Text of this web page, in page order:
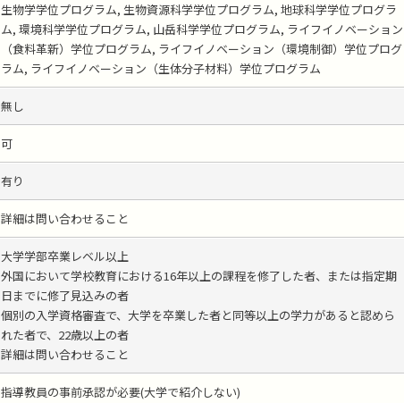
生物学学位プログラム, 生物資源科学学位プログラム, 地球科学学位プログラ
ム, 環境科学学位プログラム, 山岳科学学位プログラム, ライフイノベーション
（食料革新）学位プログラム, ライフイノベーション（環境制御）学位プログ
ラム, ライフイノベーション（生体分子材料）学位プログラム
無し
可
有り
詳細は問い合わせること
大学学部卒業レベル以上
外国において学校教育における16年以上の課程を修了した者、または指定期
日までに修了見込みの者
個別の入学資格審査で、大学を卒業した者と同等以上の学力があると認めら
れた者で、22歳以上の者
詳細は問い合わせること
指導教員の事前承認が必要(大学で紹介しない)